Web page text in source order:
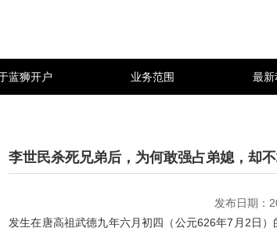
蓝狮开户 业务范围 最新
李世民杀死兄弟后，为何敢强占弟媳，却
发布日期：
发生在唐高祖武德九年六月初四（公元626年7月2日